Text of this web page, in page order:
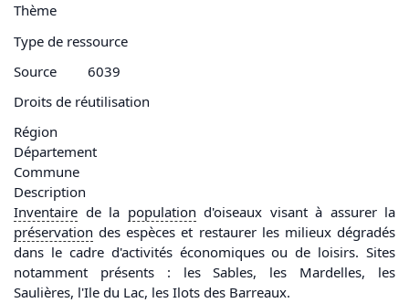
Thème
Type de ressource
Source
6039
Droits de réutilisation
Région
Département
Commune
Description
Inventaire de la population d'oiseaux visant à assurer la
préservation des espèces et restaurer les milieux dégradés
dans le cadre d'activités économiques ou de loisirs. Sites
notamment présents : les Sables, les Mardelles, les
Saulières, l'Ile du Lac, les Ilots des Barreaux.